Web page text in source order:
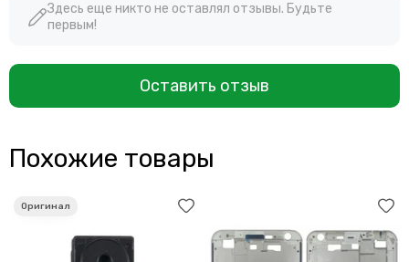
Здесь еще никто не оставлял отзывы. Будьте
первым!
Оставить отзыв
Похожие товары